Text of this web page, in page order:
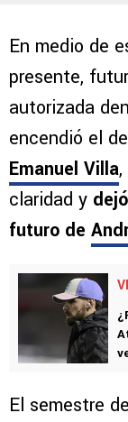
En medio de
presente,
autorizada
encendió el
Emanuel Villa
claridad y
futuro de
El semestre